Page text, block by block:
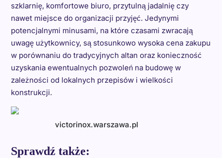
szklarnię, komfortowe biuro, przytulną jadalnię czy
nawet miejsce do organizacji przyjęć. Jedynymi
potencjalnymi minusami, na które czasami zwracają
uwagę użytkownicy, są stosunkowo wysoka cena zakupu
w porównaniu do tradycyjnych altan oraz konieczność
uzyskania ewentualnych pozwoleń na budowę w
zależności od lokalnych przepisów i wielkości
konstrukcji.
victorinox.warszawa.pl
Sprawdź także: